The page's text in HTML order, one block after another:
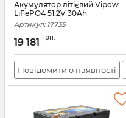
Акумулятор літієвий Vipow
LiFePO4 51.2V 30Ah
Артикул: 17735
19 181 грн.
Повідомити о наявності